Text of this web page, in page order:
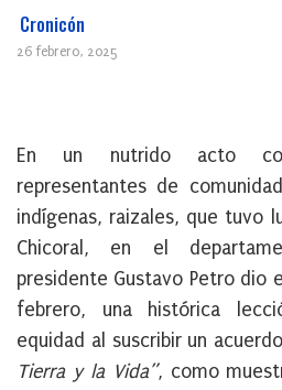
Cronicón
26 febrero, 2025
En un nutrido acto
representantes de
indígenas, raizales, que tuvo
Chicoral, en el
presidente Gustavo Petro dio
febrero, una histórica
equidad al suscribir un
Tierra y la Vida”, como